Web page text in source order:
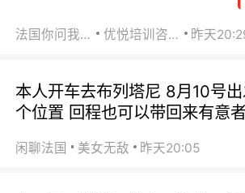
法国你问我答 优悦培训咨询 昨天
本人开车去布列塔尼 8月10号
个位置 回程也可以带回来有意
闲聊法国 美女无敌 昨天20:05